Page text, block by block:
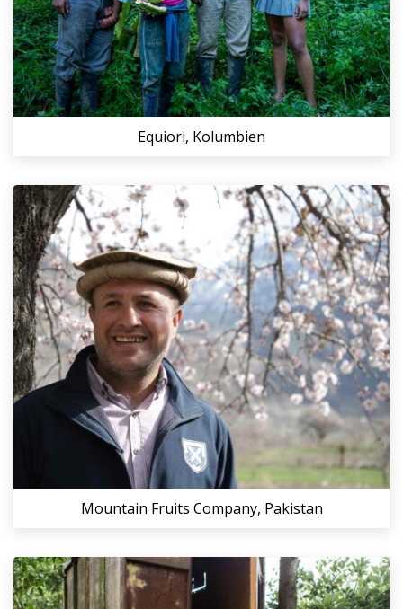
Equiori, Kolumbien
Mountain Fruits Company, Pakistan